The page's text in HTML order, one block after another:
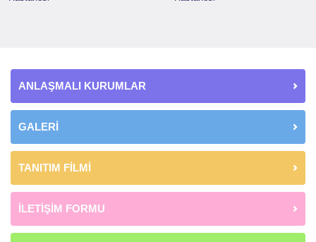
ANLAŞMALI KURUMLAR
GALERİ
TANITIM FİLMİ
İLETİŞİM FORMU